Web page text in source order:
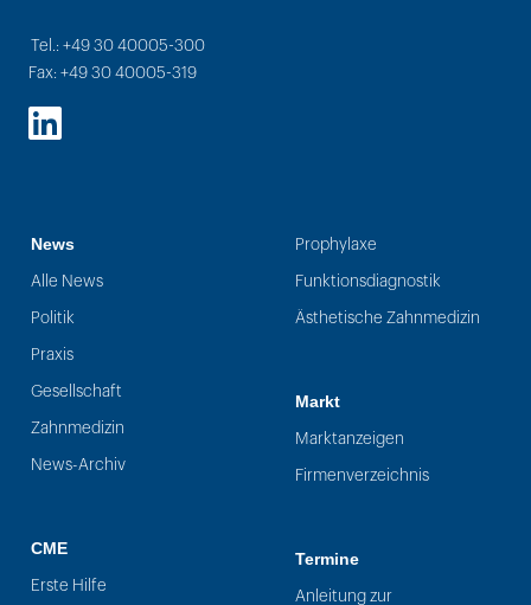
Tel.: +49 30 40005-300
Fax: +49 30 40005-319
LinkedIn
News
Alle News
Politik
Praxis
Gesellschaft
Zahnmedizin
News-Archiv
CME
Erste Hilfe
Prophylaxe
Funktionsdiagnostik
Ästhetische Zahnmedizin
Markt
Marktanzeigen
Firmenverzeichnis
Termine
Anleitung zur